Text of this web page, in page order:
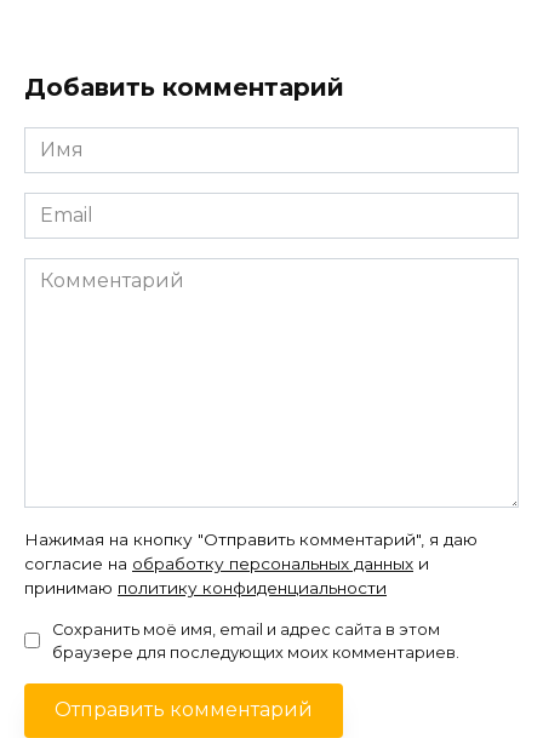
Добавить комментарий
Имя
Email
Комментарий
Нажимая на кнопку "Отправить комментарий", я даю
согласие на обработку персональных данных и
принимаю политику конфиденциальности
Сохранить моё имя, email и адрес сайта в этом
браузере для последующих моих комментариев.